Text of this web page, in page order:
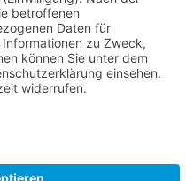
Social Media